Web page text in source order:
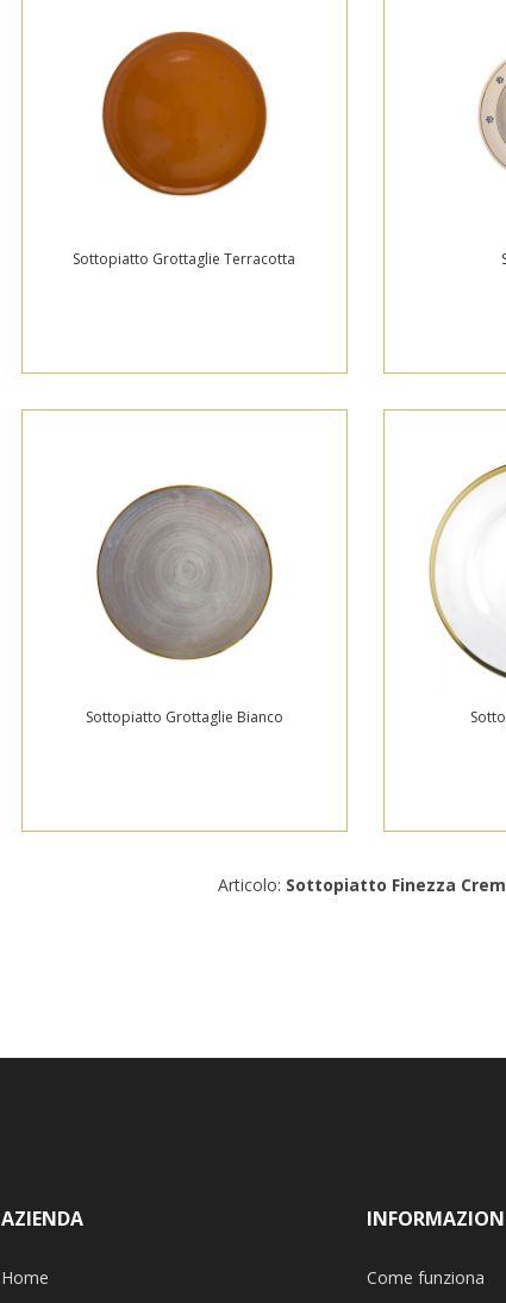
Sottopiatto Grottaglie Terracotta
Sottopiatto Grottaglie Bianco
Articolo: Sottopiatto Finezza
AZIENDA
Home
Come funziona